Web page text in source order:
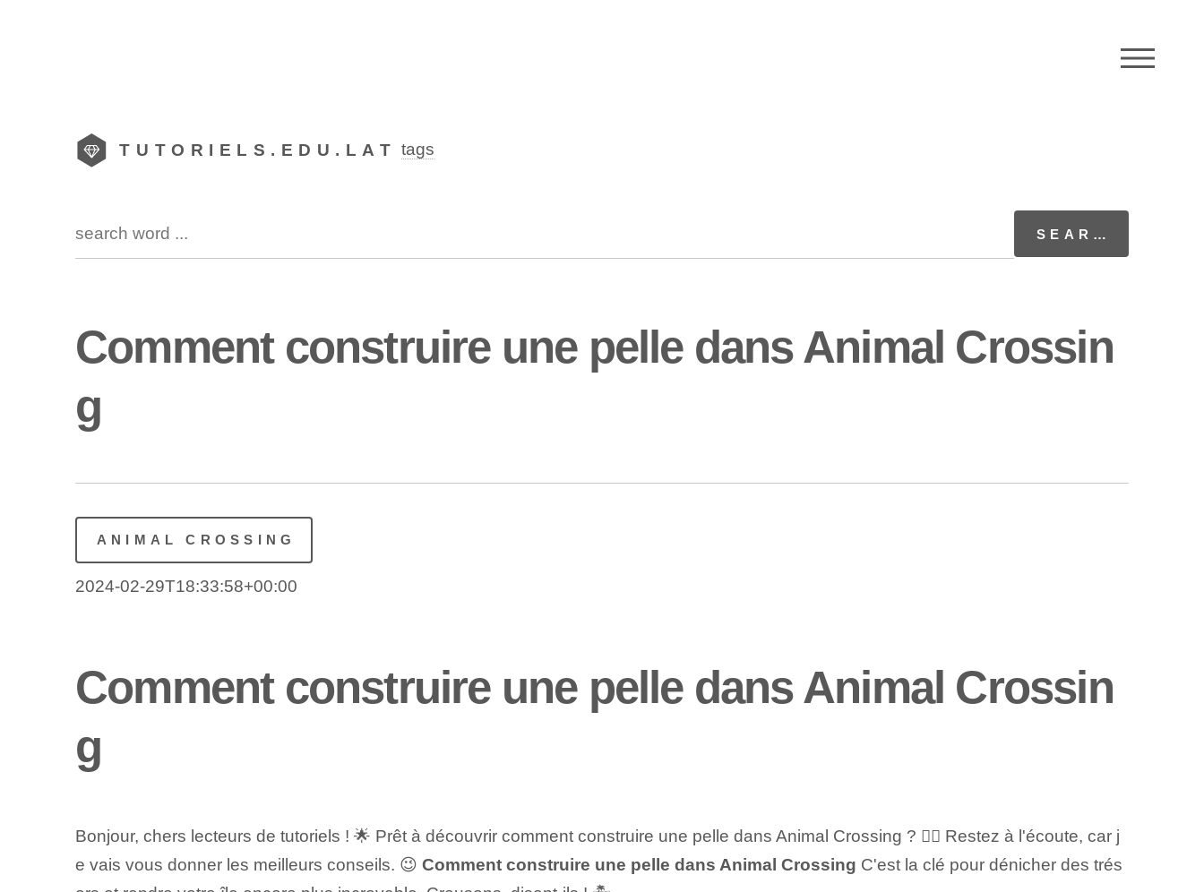
TUTORIELS.EDU.LAT tags
Comment construire une pelle dans Animal Crossin
g
ANIMAL CROSSING
2024-02-29T18:33:58+00:00
Comment construire une pelle dans Animal Crossin
g
Bonjour, chers lecteurs de tutoriels ! 🌟 Prêt à découvrir comment construire une pelle dans Animal Crossing ? 👷‍♂️ Restez à l'écoute, car j
e vais vous donner les meilleurs conseils. 😉 Comment construire une pelle dans Animal Crossing C'est la clé pour dénicher des trés